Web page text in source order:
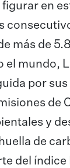
en
más de
el mundo,
por
de
y
de
del índice